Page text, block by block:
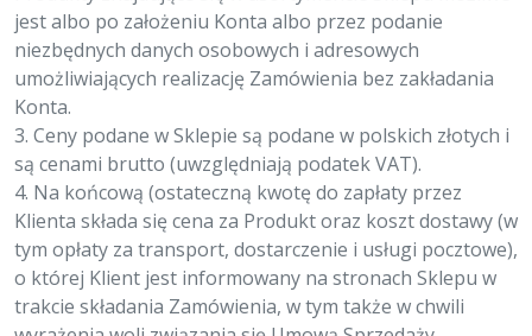
jest albo po założeniu Konta albo przez podanie
niezbędnych danych osobowych i adresowych
umożliwiających realizację Zamówienia bez zakładania
Konta.
3. Ceny podane w Sklepie są podane w polskich złotych i
są cenami brutto (uwzględniają podatek VAT).
4. Na końcową (ostateczną kwotę do zapłaty przez
Klienta składa się cena za Produkt oraz koszt dostawy (w
tym opłaty za transport, dostarczenie i usługi pocztowe),
o której Klient jest informowany na stronach Sklepu w
trakcie składania Zamówienia, w tym także w chwili